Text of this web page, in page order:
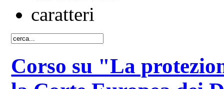
Corso su "La